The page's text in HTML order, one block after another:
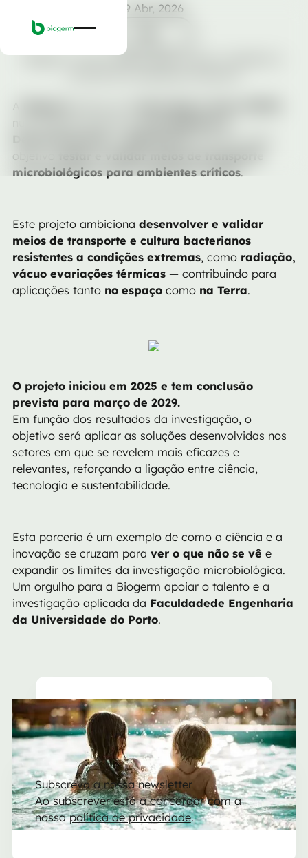
9 Abr, 2026
Biogerm e Porto Space Team: juntos a explorar o
objetivo
microbiológicos para ambientes críticos.
Este projeto ambiciona desenvolver e validar
meios de transporte e cultura bacterianos
resistentes a condições extremas, como radiação,
vácuo evariações térmicas— contribuindo para
aplicações tanto no espaço como na Terra.
O projeto iniciou em 2025 e tem conclusão
prevista para março de 2029.
Em função dos resultados da investigação, o
objetivo será aplicar as soluções desenvolvidas nos
setores em que se revelem mais eficazes e
relevantes, reforçando a ligação entre ciência,
tecnologia e sustentabilidade.
Esta parceria é um exemplo de como a ciência e a
inovação se cruzam para ver o que não se vê e
expandir os limites da investigação microbiológica.
Um orgulho para a Biogerm apoiar o talento e a
investigação aplicada da Faculdadede Engenharia
da Universidade do Porto.
Partilhar notícia
Copiar Partilhar no Facebook
Partilhar no Linkedin
Partilhar no Twitter
Partilhar noPartilhar no
Subscreva a nossa newsletter
Ao subscrever está a concordar com a
nossapolítica de privacidade.